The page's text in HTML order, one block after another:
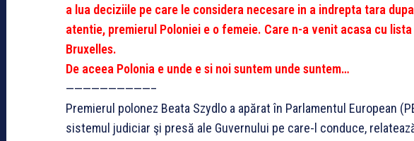
a lua deciziile pe care le considera necesare in a indrepta tara
atentie, premierul Poloniei e o femeie. Care n-a venit acasa cu
Bruxelles.
De aceea Polonia e unde e si noi suntem unde suntem…
——————————–
Premierul polonez Beata Szydlo a apărat în Parlamentul European
sistemul judiciar şi presă ale Guvernului pe care-l conduce,